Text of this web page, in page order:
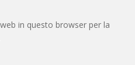
in questo browser per la